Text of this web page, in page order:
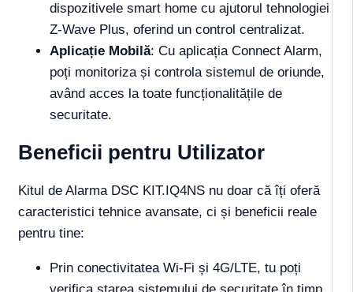
dispozitivele smart home cu ajutorul tehnologiei
Z-Wave Plus, oferind un control centralizat.
Aplicație Mobilă: Cu aplicația Connect Alarm,
poți monitoriza și controla sistemul de oriunde,
având acces la toate funcționalitățile de
securitate.
Beneficii pentru Utilizator
Kitul de Alarma DSC KIT.IQ4NS nu doar că îți oferă
caracteristici tehnice avansate, ci și beneficii reale
pentru tine:
Prin conectivitatea Wi-Fi și 4G/LTE, tu poți